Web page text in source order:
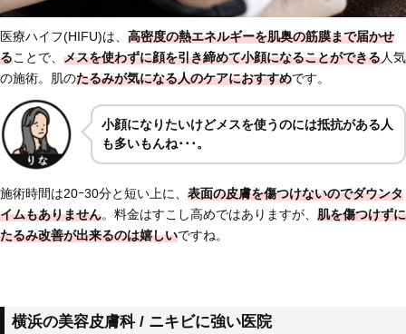
医療ハイフ(HIFU)は、 高密度の熱エネルギーを肌奥の筋膜まで届かせ
ることで、 メスを使わずに顔を引き締めて小顔になることができる人気
の施術。肌のたるみが気になる人のケアにおすすめです。
小顔になりたいけどメスを使うのには抵抗がある人
も多いもんね･･･。
施術時間は20ｰ30分と短い上に、 表面の皮膚を傷つけないのでダウンタ
イムもありません。料金はすこし高めではありますが、 肌を傷つけずに
たるみ改善が出来るのは嬉しいですね。
横浜の美容皮膚科 / ニキビに強い医院